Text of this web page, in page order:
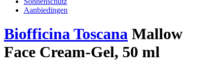
Aanbiedingen
Biofficina Toscana Mallow
Face Cream-Gel, 50 ml